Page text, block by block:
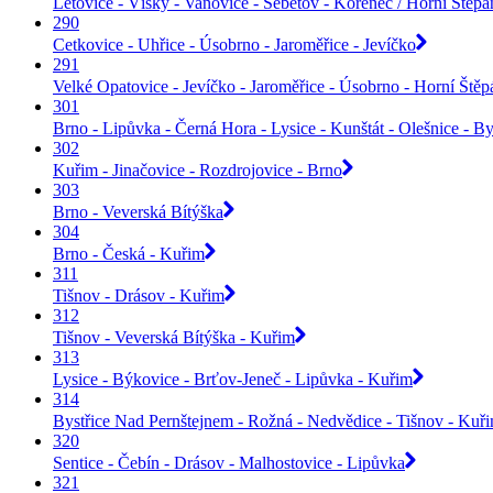
290
Cetkovice - Uhřice - Úsobrno - Jaroměřice - Jevíčko
291
Velké Opatovice - Jevíčko - Jaroměřice - Úsobrno - Horní
301
Brno - Lipůvka - Černá Hora - Lysice - Kunštát - Olešnice -
302
Kuřim - Jinačovice - Rozdrojovice - Brno
303
Brno - Veverská Bítýška
304
Brno - Česká - Kuřim
311
Tišnov - Drásov - Kuřim
312
Tišnov - Veverská Bítýška - Kuřim
313
Lysice - Býkovice - Brťov-Jeneč - Lipůvka - Kuřim
314
Bystřice Nad Pernštejnem - Rožná - Nedvědice - Tišnov -
320
Sentice - Čebín - Drásov - Malhostovice - Lipůvka
321